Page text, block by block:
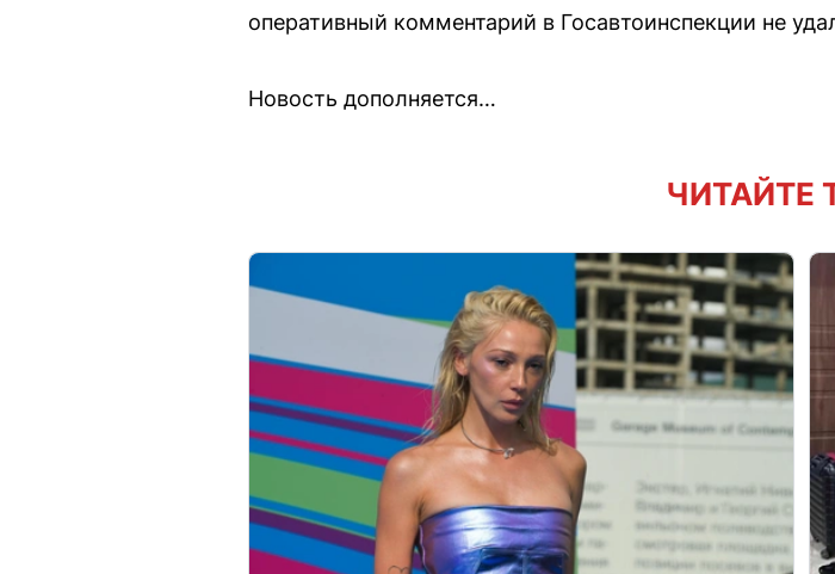
оперативный комментарий в Госавтоинспекции не
Новость дополняется…
ЧИТАЙТЕ